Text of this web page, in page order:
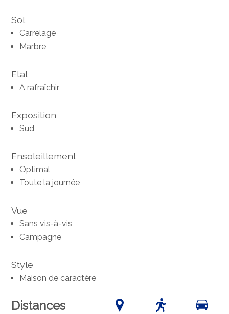
Sol
Carrelage
Marbre
Etat
A rafraîchir
Exposition
Sud
Ensoleillement
Optimal
Toute la journée
Vue
Sans vis-à-vis
Campagne
Style
Maison de caractère
Distances